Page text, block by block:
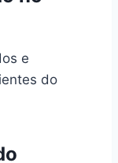
e
do